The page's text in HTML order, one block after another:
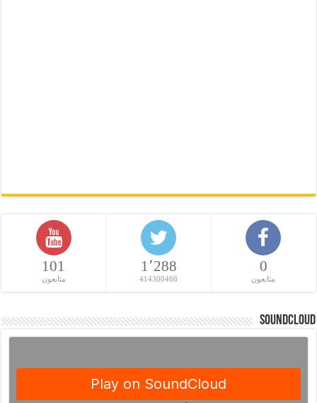
0
متابعون
1٬288
414300466
101
متابعون
SoundCloud